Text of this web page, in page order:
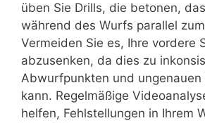
üben Sie Drills, die betonen,
während des Wurfs parallel
Vermeiden Sie es, Ihre vordere
abzusenken, da dies zu
Abwurfpunkten und ungenauen
kann. Regelmäßige
helfen, Fehlstellungen in Ihrem